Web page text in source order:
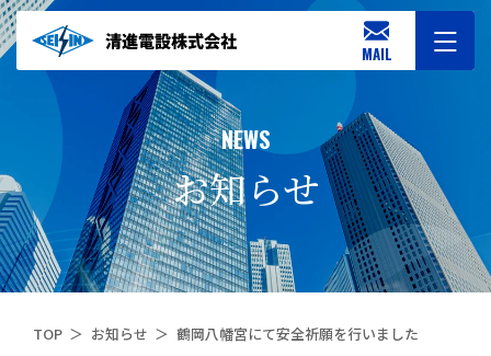
MAIL
NEWS
お知らせ
TOP お知らせ 鶴岡八幡宮にて安全祈願を行いました